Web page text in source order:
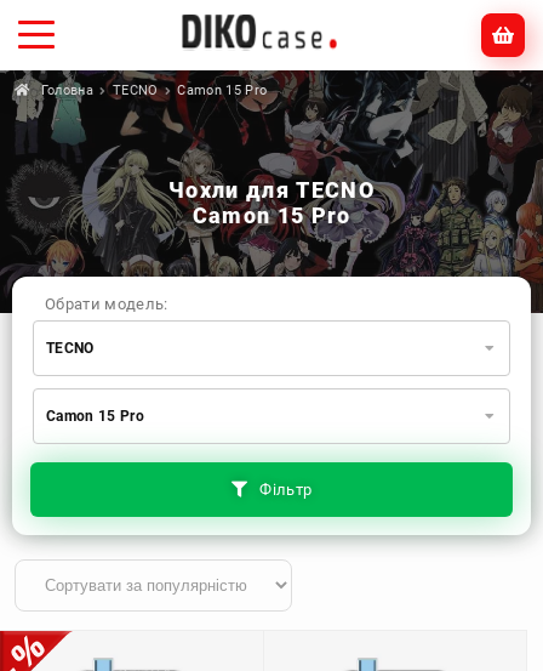
Головна TECNO Camon 15 Pro
Чохли для TECNO
Camon 15 Pro
Фільтр
Обрати модель:
TECNO
Xiaomi
Apple
Huawei
Realme
TECNO
ZTE
OnePlus
Motorola
Camon 15 Pro